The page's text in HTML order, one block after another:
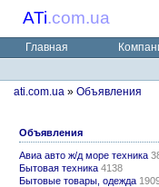
ATi.com.ua
Главная
ati.com.ua » Объявления
Объявления
Авиа авто ж/д море техника
Бытовая техника 4138
Бытовые товары, одежда